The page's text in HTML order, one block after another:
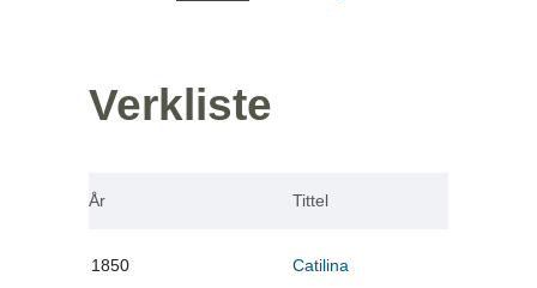
Verkliste
År Tittel
1850 Catilina